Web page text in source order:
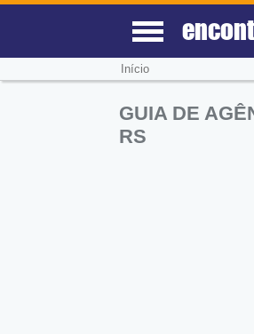
Início
GUIA DE
RS